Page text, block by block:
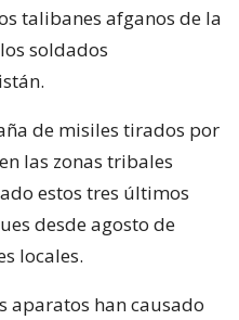
talibanes afganos de la
soldados
de misiles tirados por
las zonas tribales
estos tres últimos
desde agosto de
locales.
aparatos han causado